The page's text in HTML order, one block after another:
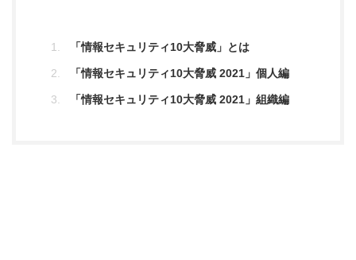
「情報セキュリティ10大脅威」とは
「情報セキュリティ10大脅威 2021」個人編
「情報セキュリティ10大脅威 2021」組織編